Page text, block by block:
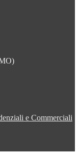
e Commerciali